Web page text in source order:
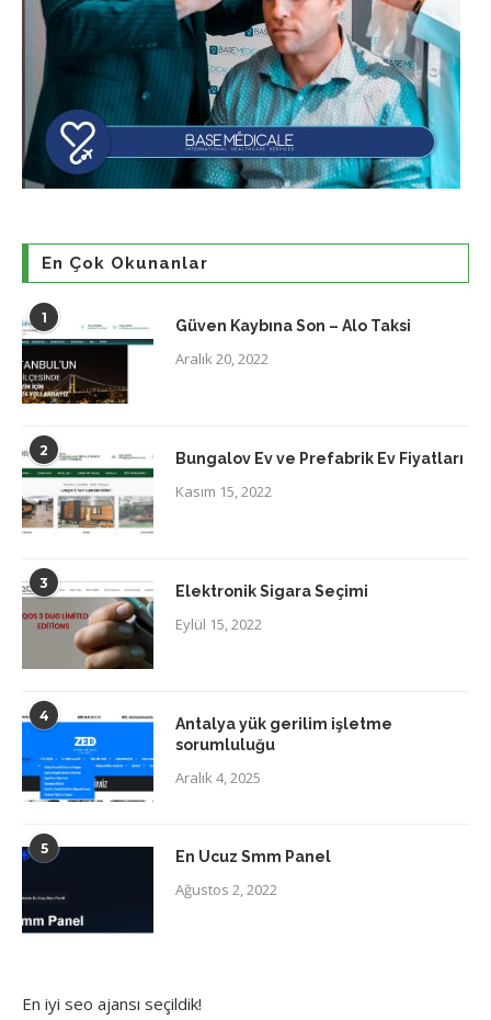
En Çok Okunanlar
1 Güven Kaybına Son – Alo Taksi
Aralık 20, 2022
2 Bungalov Ev ve Prefabrik Ev Fiyatları
Kasım 15, 2022
3 Elektronik Sigara Seçimi
Eylül 15, 2022
4
Antalya yük gerilim işletme
sorumluluğu
Aralık 4, 2025
5 En Ucuz Smm Panel
Ağustos 2, 2022
En iyi seo ajansı seçildik!